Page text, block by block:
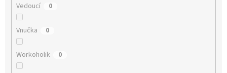
Vedoucí 0
Vnučka 0
Workoholik 0